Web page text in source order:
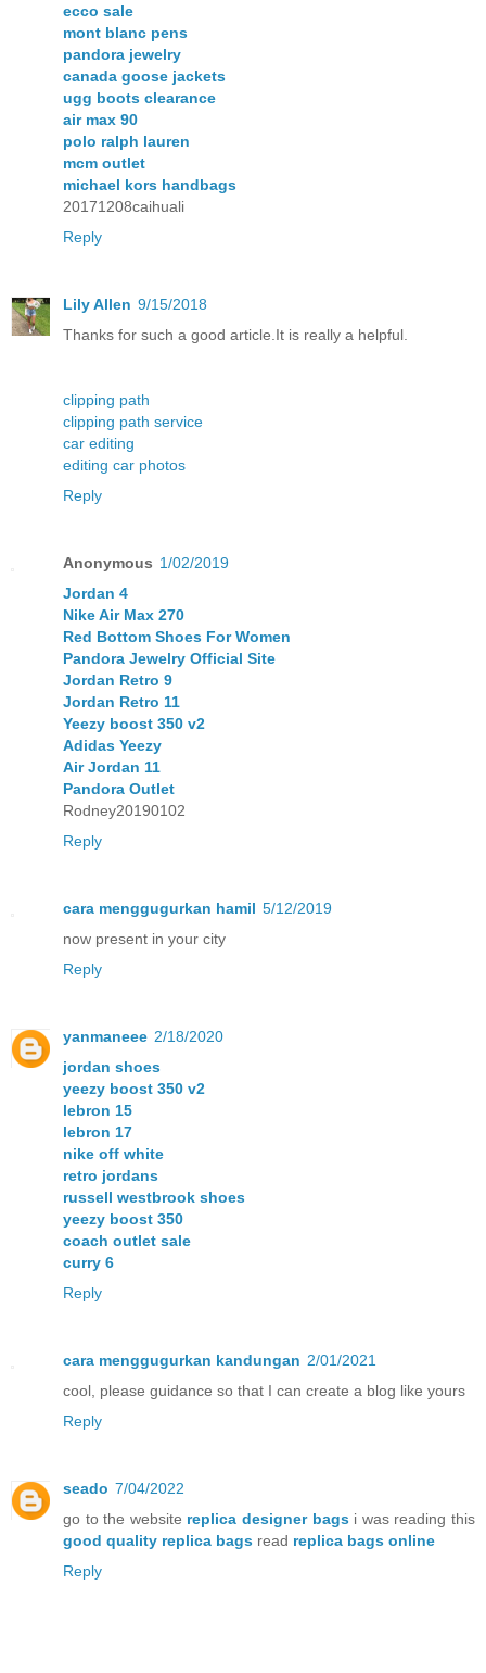
ecco sale
mont blanc pens
pandora jewelry
canada goose jackets
ugg boots clearance
air max 90
polo ralph lauren
mcm outlet
michael kors handbags
20171208caihuali
Reply
Lily Allen 9/15/2018
Thanks for such a good article.It is really a helpful.
clipping path
clipping path service
car editing
editing car photos
Reply
Anonymous 1/02/2019
Jordan 4
Nike Air Max 270
Red Bottom Shoes For Women
Pandora Jewelry Official Site
Jordan Retro 9
Jordan Retro 11
Yeezy boost 350 v2
Adidas Yeezy
Air Jordan 11
Pandora Outlet
Rodney20190102
Reply
cara menggugurkan hamil 5/12/2019
now present in your city
Reply
yanmaneee 2/18/2020
jordan shoes
yeezy boost 350 v2
lebron 15
lebron 17
nike off white
retro jordans
russell westbrook shoes
yeezy boost 350
coach outlet sale
curry 6
Reply
cara menggugurkan kandungan 2/01/2021
cool, please guidance so that I can create a blog like yours
Reply
seado 7/04/2022
go to the website replica designer bagsi was reading this
good quality replica bags read replica bags online
Reply